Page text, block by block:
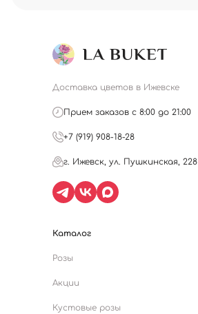
Доставка цветов в Ижевске
Прием заказов с 8:00 до 21:00
+7 (919) 908-18-28
г. Ижевск, ул. Пушкинская, 228
Каталог
Розы
Акции
Кустовые розы